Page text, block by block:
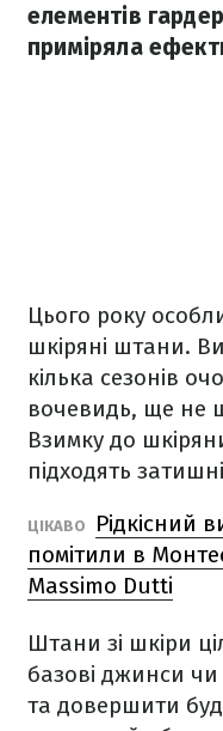
елементів
приміряла
Цього року
шкіряні штани.
кілька сезонів
вочевидь, ще не
Взимку до
підходять
ЦІКАВО
Рідкісний
помітили в
Massimo Dutti
Штани зі шкіри
базові джинси
та довершити